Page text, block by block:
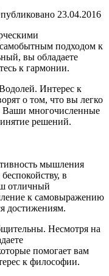
23.04.2016
подходом к
вы обладаете
к гармонии.
Интерес к
о том, что вы легко
Ваши многочисленные
решений.
мышления
в
отличный
к самовыражению
достижениям.
Несмотря на
помогает вам
к философии.